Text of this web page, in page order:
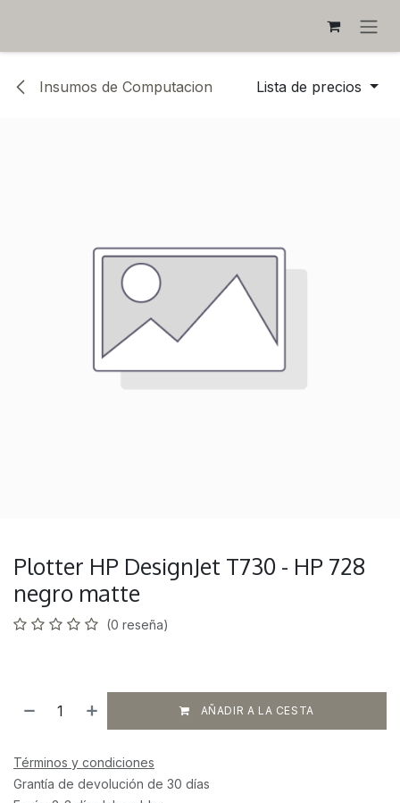
Insumos de Computacion Lista de precios
Plotter HP DesignJet T730 - HP 728
negro matte
(0 reseña)
AÑADIR A LA CESTA
Términos y condiciones
Grantía de devolución de 30 días